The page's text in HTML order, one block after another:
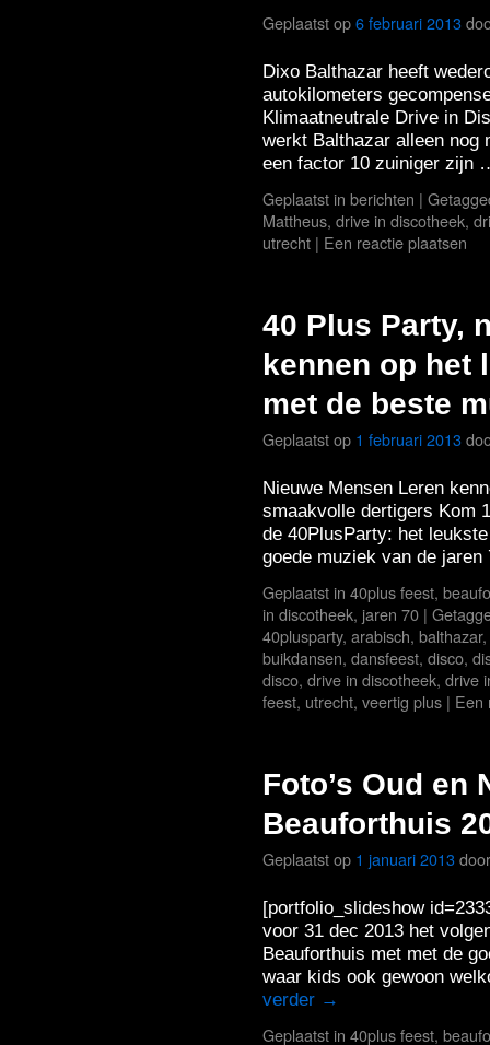
Geplaatst op6 februari 2013
Dixo Balthazar heeft
autokilometers
Klimaatneutrale Drive in
werkt Balthazar alleen nog
een factor 10 zuiniger
Geplaatst in berichten |
Mattheus, drive in discotheek,
utrecht | Een reactie plaatsen
40 Plus Party,
kennen op het
met de beste
Geplaatst op 1 februari 2013
Nieuwe Mensen Leren
smaakvolle dertigers Kom
de 40PlusParty: het
goede muziek van de
Geplaatst in 40plus feest,
in discotheek, jaren 70 |
40plusparty, arabisch, balthazar,
buikdansen, dansfeest, disco,
disco, drive in discotheek, drive
feest, utrecht, veertig plus | Een
Foto’s Oud en
Beauforthuis
Geplaatst op 1 januari 2013door
[portfolio_slideshow
voor 31 dec 2013 het
Beauforthuis met met de
waar kids ook gewoon
verder →
Geplaatst in 40plus feest,